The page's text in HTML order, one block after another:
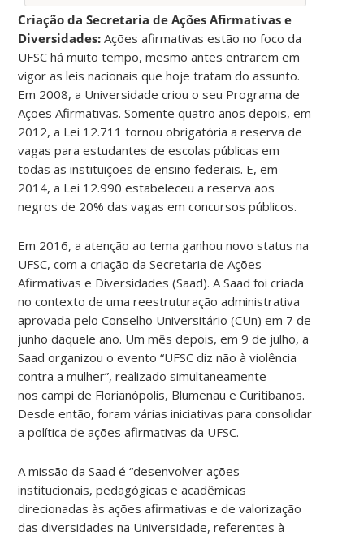
Criação da Secretaria de Ações Afirmativas e
Diversidades:Ações afirmativas estão no foco da
UFSC há muito tempo, mesmo antes entrarem em
vigor as leis nacionais que hoje tratam do assunto.
Em 2008, a Universidade criou o seu Programa de
Ações Afirmativas. Somente quatro anos depois, em
2012, a Lei 12.711 tornou obrigatória a reserva de
vagas para estudantes de escolas públicas em
todas as instituições de ensino federais. E, em
2014, a Lei 12.990 estabeleceu a reserva aos
negros de 20% das vagas em concursos públicos.
Em 2016, a atenção ao tema ganhou novo status na
UFSC, com a criação da Secretaria de Ações
Afirmativas e Diversidades (Saad). A Saad foi criada
no contexto de uma reestruturação administrativa
aprovada pelo Conselho Universitário (CUn) em 7 de
junho daquele ano. Um mês depois, em 9 de julho, a
Saad organizou o evento “UFSC diz não à violência
contra a mulher”, realizado simultaneamente
nos campi de Florianópolis, Blumenau e Curitibanos.
Desde então, foram várias iniciativas para consolidar
a política de ações afirmativas da UFSC.
A missão da Saad é “desenvolver ações
institucionais, pedagógicas e acadêmicas
direcionadas às ações afirmativas e de valorização
das diversidades na Universidade, referentes à